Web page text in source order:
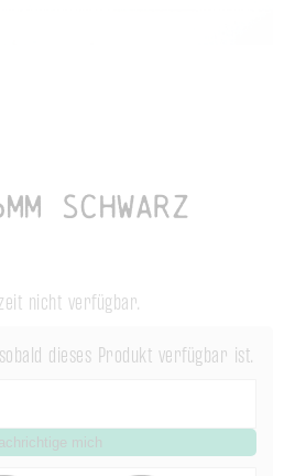
schwarz
nicht verfügbar.
dieses Produkt verfügbar ist.
mich